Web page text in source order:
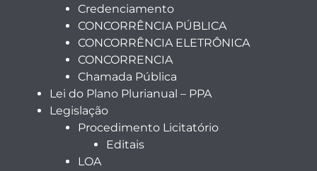
Credenciamento
CONCORRÊNCIA PÚBLICA
CONCORRÊNCIA ELETRÔNICA
CONCORRENCIA
Chamada Pública
Lei do Plano Plurianual – PPA
Legislação
Procedimento Licitatório
Editais
LOA